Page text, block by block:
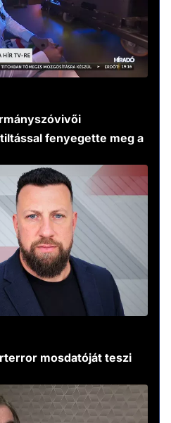
fenyegette meg a
mosdatóját teszi